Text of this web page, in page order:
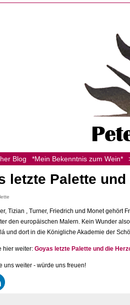
Blog *Mein Bekenntnis zum Wein*
letzte Palette
Tizian , Turner, Friedrich und Monet gehört
den europäischen Malern. Kein Wunder
und dort in die Königliche Akademie der
hier weiter: Goyas letzte Palette und die
uns weiter - würde uns freuen!